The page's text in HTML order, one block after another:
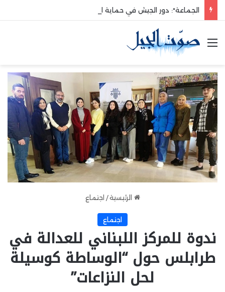
القائمة
الرئيسية / اجتماع
اجتماع
ندوة للمركز اللبناني للعدالة في
طرابلس حول “الوساطة كوسيلة
لحل النزاعات”